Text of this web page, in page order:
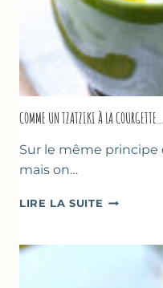
COMME UN TZATZIKI À LA COURGETTE…
Sur le même
mais on…
LIRE LA SUITE COMME
À